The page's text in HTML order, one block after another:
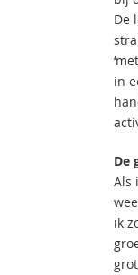
De
in
De
Als
ik